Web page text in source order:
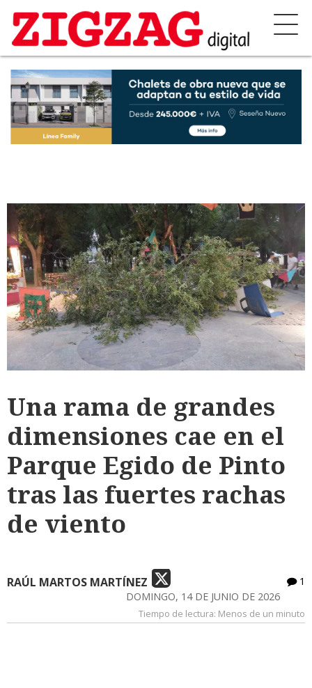
Una rama de grandes
dimensiones cae en el
Parque Egido de Pinto
tras las fuertes rachas
de viento
RAÚL MARTOS MARTÍNEZ
1
DOMINGO, 14 DE JUNIO DE 2026
Tiempo de lectura: Menos de un minuto